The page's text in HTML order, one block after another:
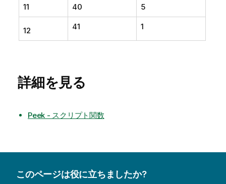
11 40 5
12 41 1
詳細を見る
Peek - スクリプト関数
このページは役に立ちましたか?